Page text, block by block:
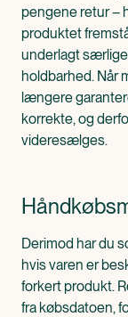
pengene retur –
produktet
underlagt
holdbarhed. Når
længere
korrekte, og
videresælges.
Derimod har du
hvis varen er
forkert produkt.
fra købsdatoen,